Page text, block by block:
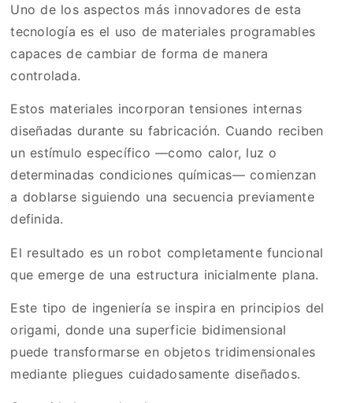
Uno de los aspectos más innovadores de esta
tecnología es el uso de materiales programables
capaces de cambiar de forma de manera
controlada.
Estos materiales incorporan tensiones internas
diseñadas durante su fabricación. Cuando reciben
un estímulo específico —como calor, luz o
determinadas condiciones químicas— comienzan
a doblarse siguiendo una secuencia previamente
definida.
El resultado es un robot completamente funcional
que emerge de una estructura inicialmente plana.
Este tipo de ingeniería se inspira en principios del
origami, donde una superficie bidimensional
puede transformarse en objetos tridimensionales
mediante pliegues cuidadosamente diseñados.